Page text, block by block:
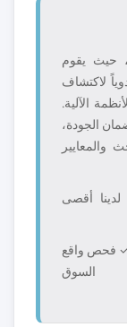
حيث يقوم
لاكتشاف
الآلية.
الجودة،
والمعايير
أقصى
فحص واقع
السوق